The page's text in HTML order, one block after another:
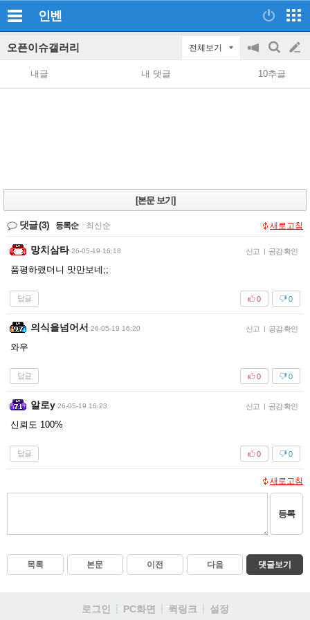
인벤
오픈이슈갤러리 전체보기
공
지
on/off
검
색
글
쓰
내글 내 댓글 10추글
[본문 보기]
댓글(3) 등록순 최신순 새로고침
망치삼타 26-05-19 16:18 신고 | 공감 확인
품평하랬더니 맛만보네;;
답글 0
0
의식을넘어서 26-05-19 16:20 신고 | 공감 확인
와우
답글 0
0
알로y 26-05-19 16:23 신고 | 공감 확인
신뢰도 100%
답글 0
0
새로고침
등록
목록 본문 이전 다음 댓글보기
로그인 PC화면 퀵링크 설정